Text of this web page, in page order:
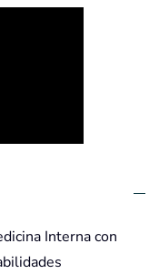
Interna con